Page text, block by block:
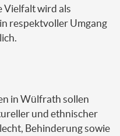
Vielfalt wird als
respektvoller Umgang
in Wülfrath sollen
und ethnischer
Behinderung sowie